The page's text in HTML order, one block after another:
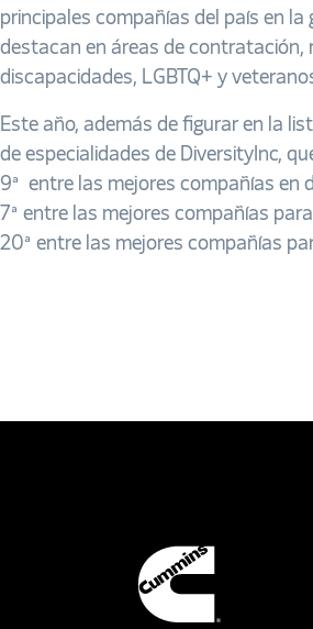
principales compañías del país en
destacan en áreas de contratación,
discapacidades, LGBTQ+ y
Este año, además de figurar en la
de especialidades de DiversityInc,
9ª entre las mejores compañías en
7ª entre las mejores compañías
20ª entre las mejores compañías